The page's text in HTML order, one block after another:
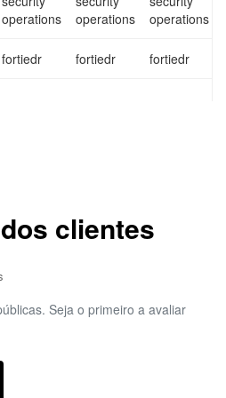
ge
ge
operations
operations
operations
fortiedr fortiedr fortiedr
clientes
Seja o primeiro a avaliar